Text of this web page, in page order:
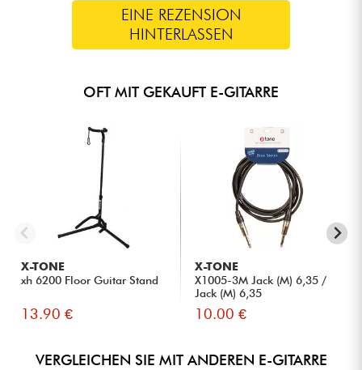
EINE REZENSION
HINTERLASSEN
OFT MIT GEKAUFT E-GITARRE
X-TONE
xh 6200 Floor Guitar Stand
13.90 €
X-TONE
X1005-3M Jack (M) 6,35 /
Jack (M) 6,35
10.00 €
VERGLEICHEN SIE MIT ANDEREN E-GITARRE